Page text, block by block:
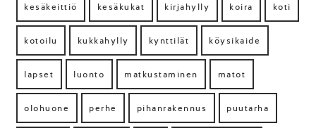
kesäkeittiö kesäkukat kirjahylly koira koti
kotoilu kukkahylly kynttilät köysikaide
lapset luonto matkustaminen matot
olohuone perhe pihanrakennus puutarha